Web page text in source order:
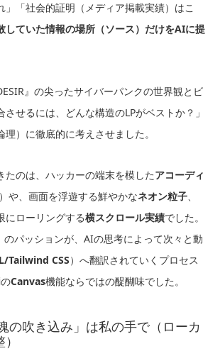
」「社会的証明（メディア掲載実績）はこ
していた情報の場所（ソース）だけをAIに提
』の尖ったサイバーパンクの世界観とビ
せるには、どんな構造のLPがベストか？」
）に徹底的に考えさせました。
たのは、ハッカーの端末を模したアコーディ
や、画面を浮遊する鮮やかなネオン粒子、
にローリングする横スクロール実績でした。
のパッションが、AIの思考によって次々と動
Tailwind CSS）へ翻訳されていくプロセス
のCanvas機能ならではの醍醐味でした。
吹き込み」は私の手で（ローカ